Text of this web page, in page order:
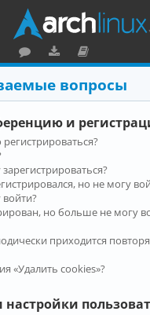
ру
м
ру
зк
и
ку
м
е
н
та
ц
и
я
вопросы
и
но не могу
но больше не могу
приходится
«Удалить cookies»?